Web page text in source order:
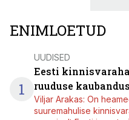
ENIMLOETUD
1
UUDISED
Eesti
ruuduse
Viljar Arakas: On
suuremahulise